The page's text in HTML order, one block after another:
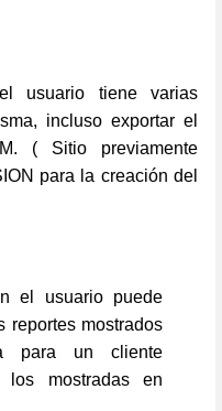
usuario tiene varias
incluso exportar el
( Sitio previamente
para la creación del
el usuario puede
reportes mostrados
para un cliente
mostradas en